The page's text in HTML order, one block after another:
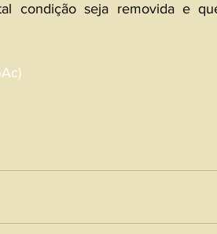
condição seja removida e